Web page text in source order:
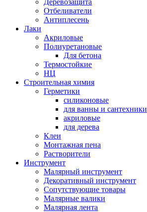
Деревозащита
Отбеливатели
Антиплесень
Лаки
Акриловые
Полиуретановые
Для бетона
Термостойкие
НЦ
Строительная химия
Герметики
силиконовые
для ванны и сантехники
акриловые
для дерева
Клеи
Монтажная пена
Растворители
Инструмент
Малярный инструмент
Декоративный инструмент
Сопутствующие товары
Малярные валики
Малярная лента